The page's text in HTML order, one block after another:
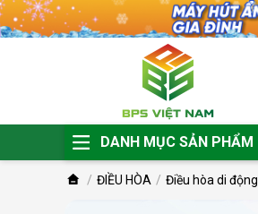
DANH MỤC SẢN PHẨM
ĐIỀU HÒA Điều hòa di động